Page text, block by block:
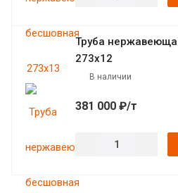
Труба
273х12
В наличии
381 000 ₽/т